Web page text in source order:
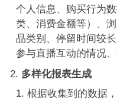
个人信息、购买行为
类、消费金额等）、
品类别、停留时间较
参与直播互动的情况
多样化报表生成
根据收集到的数据